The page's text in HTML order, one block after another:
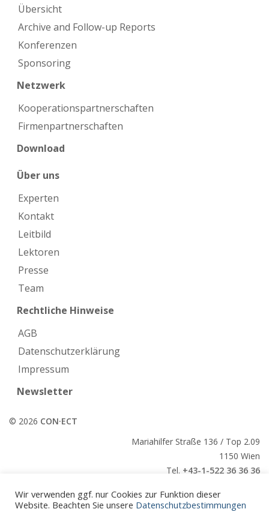
Übersicht
Archive and Follow-up Reports
Konferenzen
Sponsoring
Netzwerk
Kooperations­partnerschaften
Firmen­partnerschaften
Download
Über uns
Experten
Kontakt
Leitbild
Lektoren
Presse
Team
Rechtliche Hinweise
AGB
Datenschutzerklärung
Impressum
Newsletter
© 2026 CON·ECT
Mariahilfer Straße 136 / Top 2.09
1150 Wien
Tel. +43-1-522 36 36 36
Wir verwenden ggf. nur Cookies zur Funktion dieser
Website. Beachten Sie unsere Datenschutzbestimmungen